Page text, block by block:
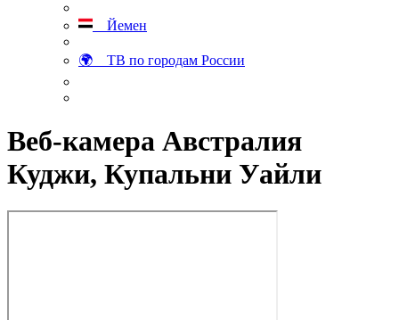
Йемен
🌍 ТВ по городам России
Веб-камера Австралия
Куджи, Купальни Уайли